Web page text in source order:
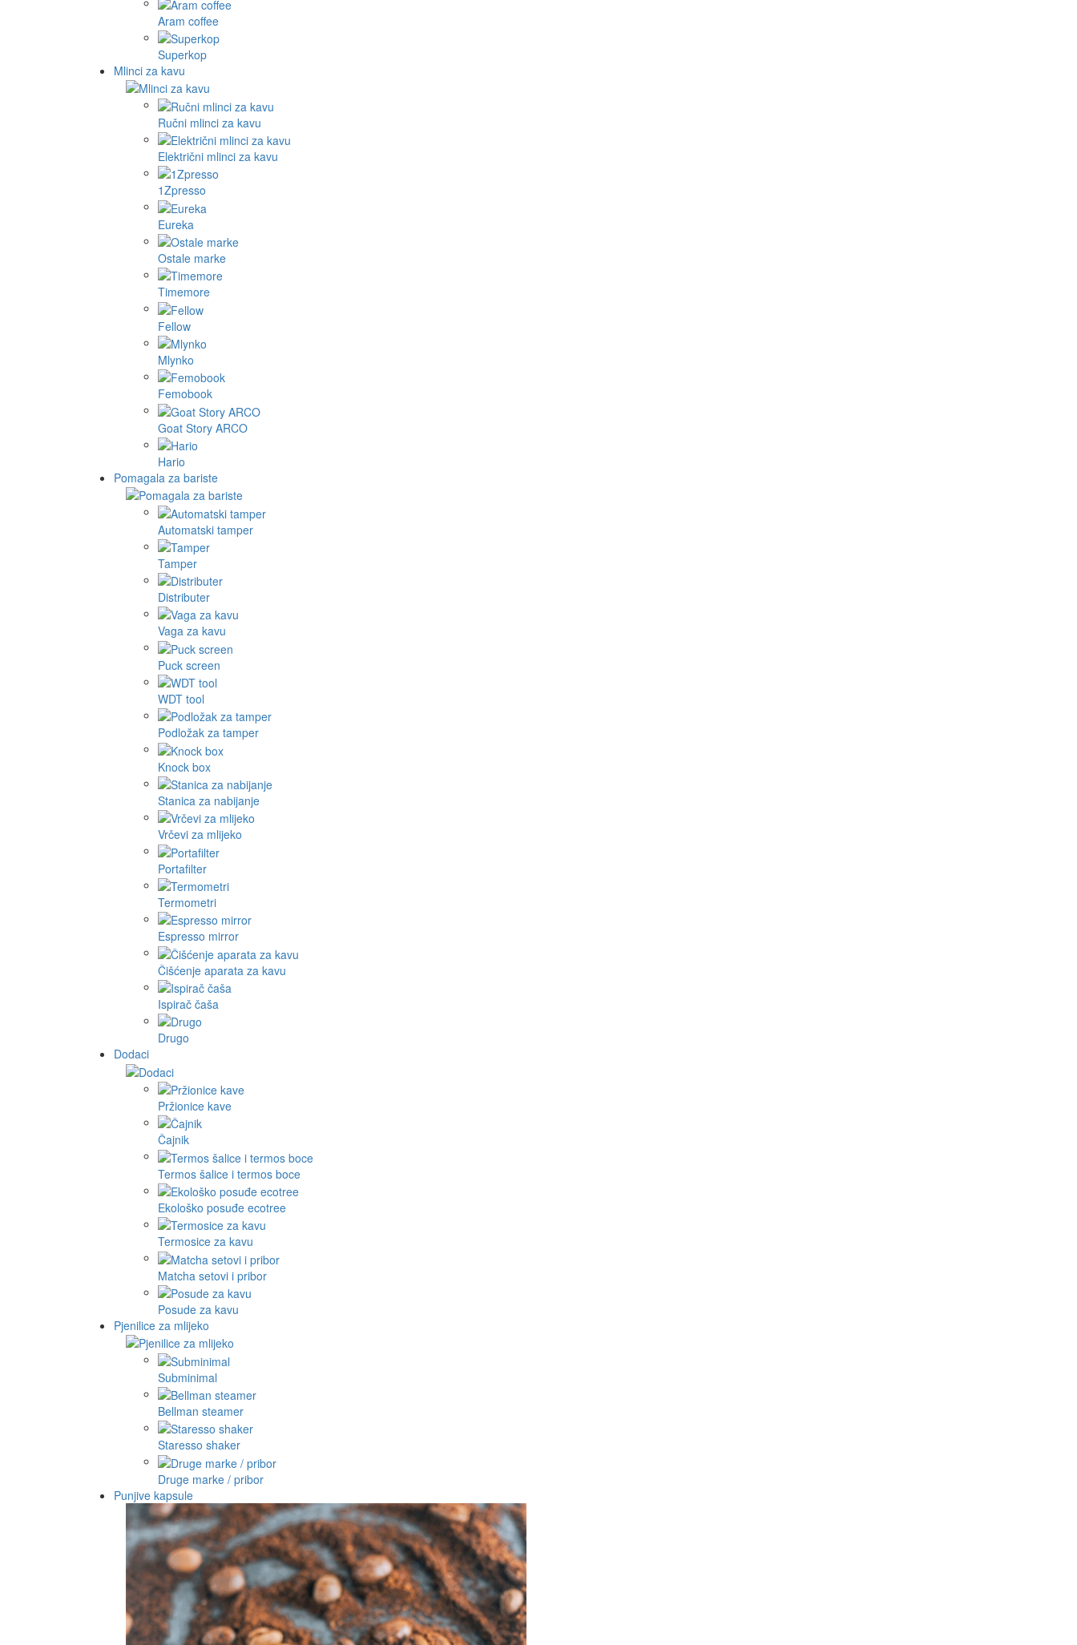
Aram coffee
Superkop
Mlinci za kavu
Ručni mlinci za kavu
Električni mlinci za kavu
1Zpresso
Eureka
Ostale marke
Timemore
Fellow
Mlynko
Femobook
Goat Story ARCO
Hario
Pomagala za bariste
Automatski tamper
Tamper
Distributer
Vaga za kavu
Puck screen
WDT tool
Podložak za tamper
Knock box
Stanica za nabijanje
Vrčevi za mlijeko
Portafilter
Termometri
Espresso mirror
Čišćenje aparata za kavu
Ispirač čaša
Drugo
Dodaci
Pržionice kave
Čajnik
Termos šalice i termos boce
Ekološko posuđe ecotree
Termosice za kavu
Matcha setovi i pribor
Posude za kavu
Pjenilice za mlijeko
Subminimal
Bellman steamer
Staresso shaker
Druge marke / pribor
Punjive kapsule